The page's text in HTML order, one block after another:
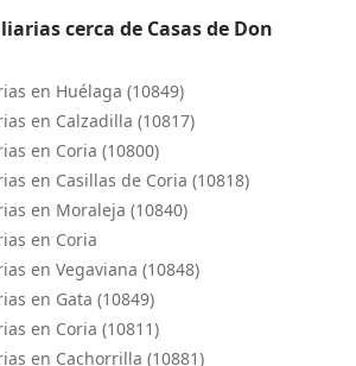
cerca de Casas de Don
en Huélaga (10849)
en Calzadilla (10817)
en Coria (10800)
en Casillas de Coria (10818)
en Moraleja (10840)
en Coria
en Vegaviana (10848)
en Gata (10849)
en Coria (10811)
en Cachorrilla (10881)